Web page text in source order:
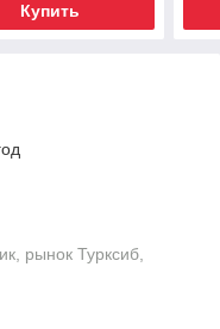
Купить
рынок Турксиб,